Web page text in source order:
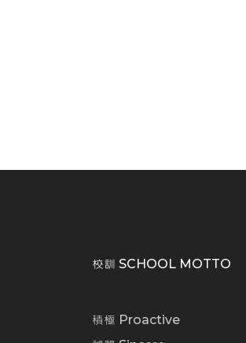
校訓 SCHOOL MOTTO
積極 Proactive